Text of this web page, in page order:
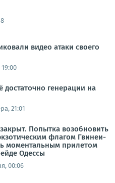
видео атаки своего
достаточно генерации на
21:01
Попытка возобновить
флагом Гвинеи-
моментальным прилетом
Одессы
00:06